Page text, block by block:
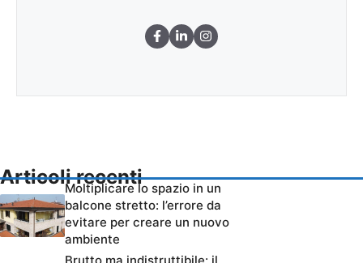
Articoli recenti
Moltiplicare lo spazio in un
balcone stretto: l’errore da
evitare per creare un nuovo
ambiente